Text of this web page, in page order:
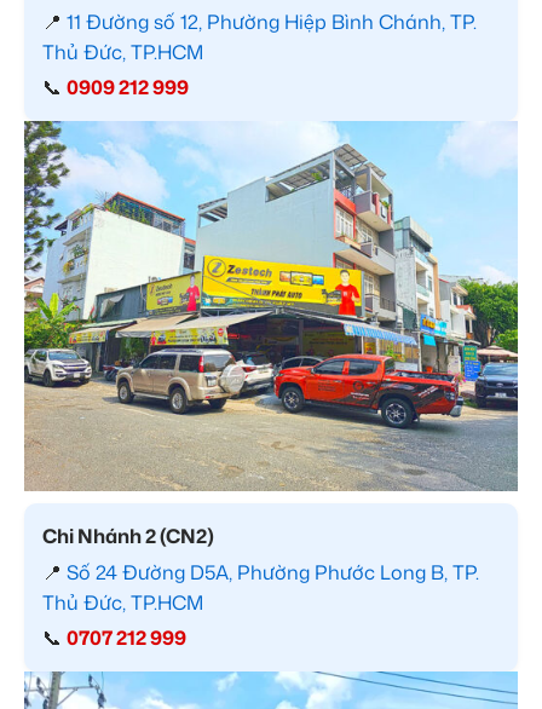
📍 11 Đường số 12, Phường Hiệp Bình Chánh, TP.
Thủ Đức, TP.HCM
📞 0909 212 999
Chi Nhánh 2 (CN2)
📍 Số 24 Đường D5A, Phường Phước Long B, TP.
Thủ Đức, TP.HCM
📞 0707 212 999